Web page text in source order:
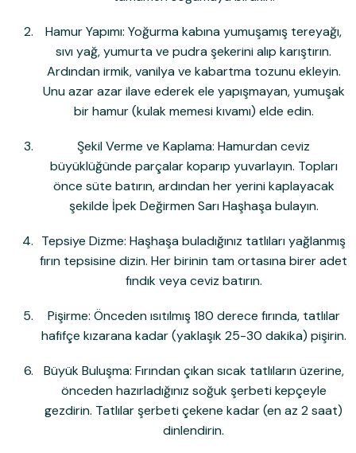
Hamur Yapımı: Yoğurma kabına yumuşamış tereyağı,
sıvı yağ, yumurta ve pudra şekerini alıp karıştırın.
Ardından irmik, vanilya ve kabartma tozunu ekleyin.
Unu azar azar ilave ederek ele yapışmayan, yumuşak
bir hamur (kulak memesi kıvamı) elde edin.
Şekil Verme ve Kaplama: Hamurdan ceviz
büyüklüğünde parçalar koparıp yuvarlayın. Topları
önce süte batırın, ardından her yerini kaplayacak
şekilde İpek Değirmen Sarı Haşhaşa bulayın.
Tepsiye Dizme: Haşhaşa buladığınız tatlıları yağlanmış
fırın tepsisine dizin. Her birinin tam ortasına birer adet
fındık veya ceviz batırın.
Pişirme: Önceden ısıtılmış 180 derece fırında, tatlılar
hafifçe kızarana kadar (yaklaşık 25-30 dakika) pişirin.
Büyük Buluşma: Fırından çıkansıcaktatlıların üzerine,
önceden hazırladığınız soğukşerbeti kepçeyle
gezdirin. Tatlılar şerbeti çekene kadar (en az 2 saat)
dinlendirin.